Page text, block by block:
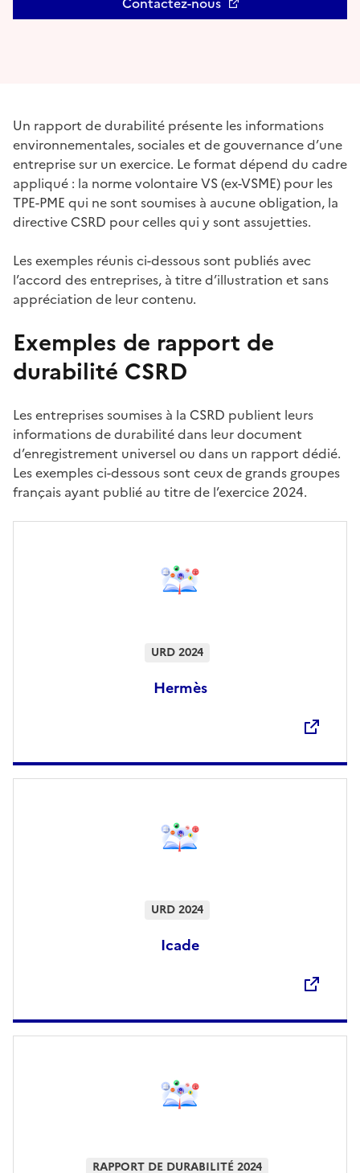
Ouvre une nouvelle fenêtre
Un rapport de durabilité présente les informations
environnementales, sociales et de gouvernance d’une
entreprise sur un exercice. Le format dépend du cadre
appliqué : la norme volontaire VS (ex-VSME) pour les
TPE-PME qui ne sont soumises à aucune obligation, la
directive CSRD pour celles qui y sont assujetties.
Les exemples réunis ci-dessous sont publiés avec
l’accord des entreprises, à titre d’illustration et sans
appréciation de leur contenu.
Exemples de rapport de
durabilité CSRD
Les entreprises soumises à la CSRD publient leurs
informations de durabilité dans leur document
d’enregistrement universel ou dans un rapport dédié.
Les exemples ci-dessous sont ceux de grands groupes
français ayant publié au titre de l’exercice 2024.
Hermès
URD 2024
Icade
URD 2024
RAPPORT DE DURABILITÉ 2024